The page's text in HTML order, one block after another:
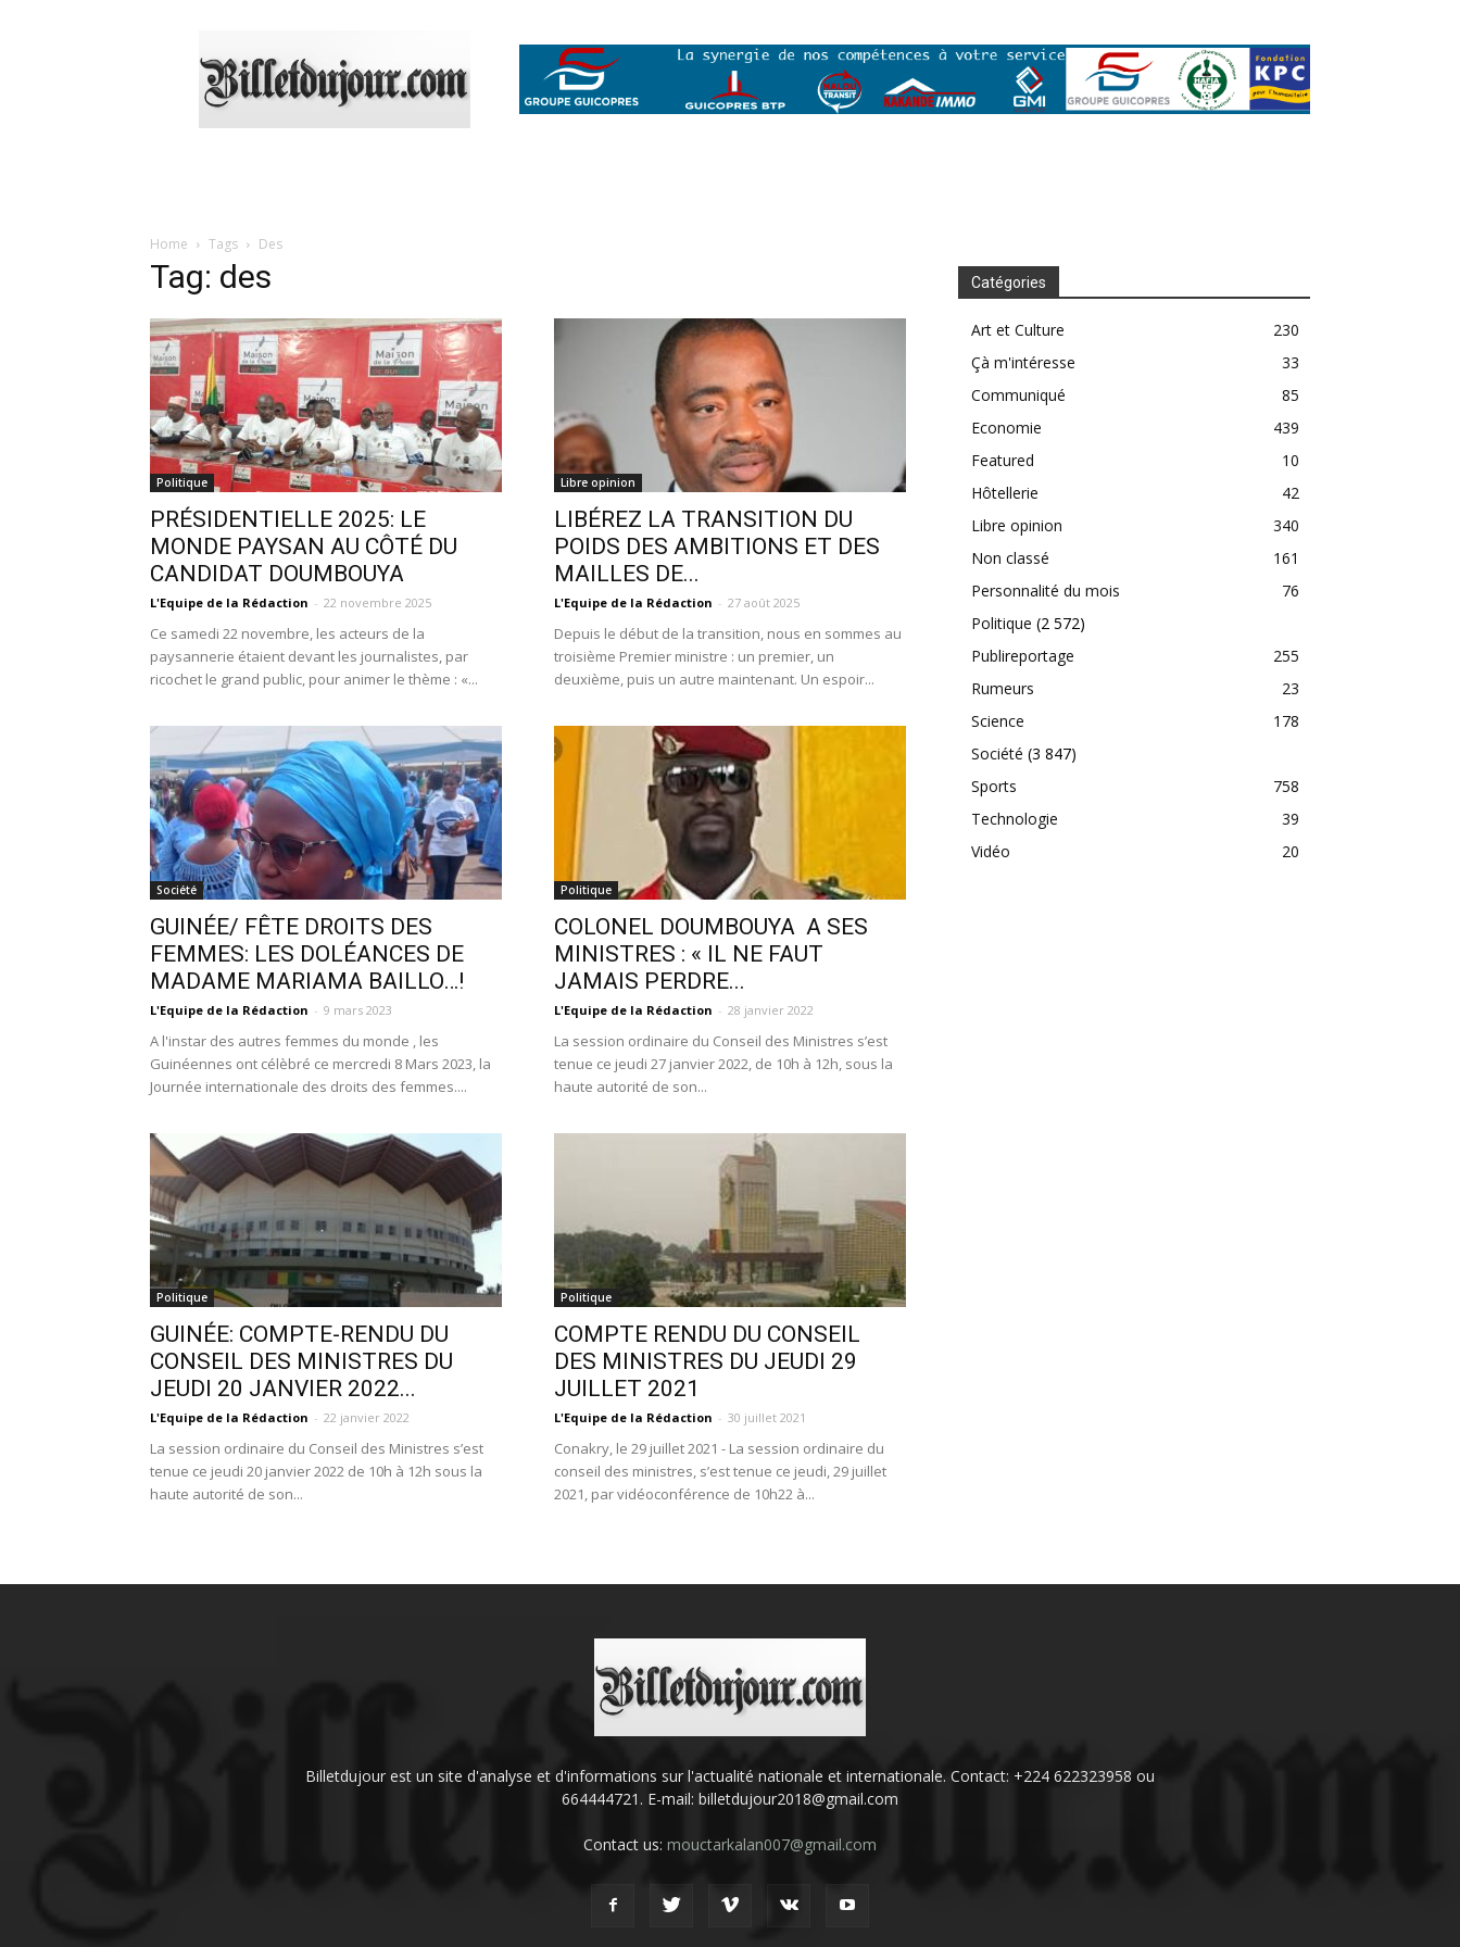
Home Tags Des
Tag: des
Politique
PRÉSIDENTIELLE 2025: LE
MONDE PAYSAN AU CÔTÉ DU
CANDIDAT DOUMBOUYA
L'Equipe de la Rédaction - 22 novembre 2025
Ce samedi 22 novembre, les acteurs de la
paysannerie étaient devant les journalistes, par
ricochet le grand public, pour animer le thème : «...
Libre opinion
LIBÉREZ LA TRANSITION DU
POIDS DES AMBITIONS ET DES
MAILLES DE...
L'Equipe de la Rédaction - 27 août 2025
Depuis le début de la transition, nous en sommes au
troisième Premier ministre : un premier, un
deuxième, puis un autre maintenant. Un espoir...
Société
GUINÉE/ FÊTE DROITS DES
FEMMES: LES DOLÉANCES DE
MADAME MARIAMA BAILLO…!
L'Equipe de la Rédaction - 9 mars 2023
A l'instar des autres femmes du monde , les
Guinéennes ont célèbré ce mercredi 8 Mars 2023, la
Journée internationale des droits des femmes....
Politique
COLONEL DOUMBOUYA A SES
MINISTRES : « IL NE FAUT
JAMAIS PERDRE...
L'Equipe de la Rédaction - 28 janvier 2022
La session ordinaire du Conseil des Ministres s’est
tenue ce jeudi 27 janvier 2022, de 10h à 12h, sous la
haute autorité de son...
Politique
GUINÉE: COMPTE-RENDU DU
CONSEIL DES MINISTRES DU
JEUDI 20 JANVIER 2022...
L'Equipe de la Rédaction - 22 janvier 2022
La session ordinaire du Conseil des Ministres s’est
tenue ce jeudi 20 janvier 2022 de 10h à 12h sous la
haute autorité de son...
Politique
COMPTE RENDU DU CONSEIL
DES MINISTRES DU JEUDI 29
JUILLET 2021
L'Equipe de la Rédaction - 30 juillet 2021
Conakry, le 29 juillet 2021 - La session ordinaire du
conseil des ministres, s’est tenue ce jeudi, 29 juillet
2021, par vidéoconférence de 10h22 à...
Catégories
Art et Culture
230
Çà m'intéresse
33
Communiqué
85
Economie
439
Featured
10
Hôtellerie
42
Libre opinion
340
Non classé
161
Personnalité du mois
76
Politique (2 572)
Publireportage
255
Rumeurs
23
Science
178
Société (3 847)
Sports
758
Technologie
39
Vidéo
20
Billetdujour est un site d'analyse et d'informations sur l'actualité nationale et internationale. Contact: +224 622323958 ou
664444721. E-mail: billetdujour2018@gmail.com
Contact us: mouctarkalan007@gmail.com